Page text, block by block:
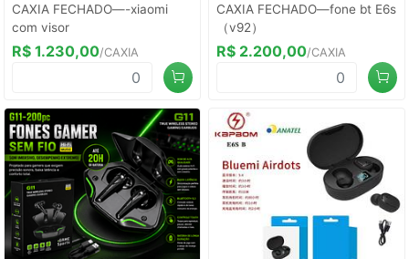
CAXIA FECHADO—-xiaomi
com visor
R$ 1.230,00/CAXIA
CAXIA FECHADO—fone bt E6s
（v92）
R$ 2.200,00/CAXIA